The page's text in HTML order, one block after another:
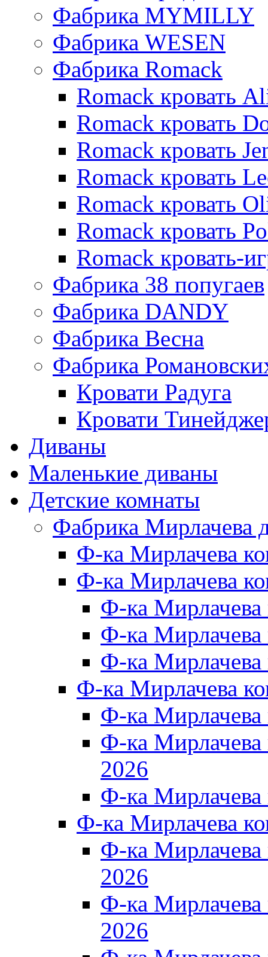
Фабрика MYMILLY
Фабрика WESEN
Фабрика Romack
Romack кровать
Romack кровать
Romack кровать
Romack кровать
Romack кровать
Romack кровать
Romack кровать-
Фабрика 38 попугаев
Фабрика DАNDY
Фабрика Весна
Фабрика
Кровати Радуга
Кровати
Диваны
Маленькие диваны
Детские комнаты
Фабрика Мирлачева
Ф-ка Мирлачева
Ф-ка Мирлачева
Ф-ка
Ф-ка Мирлачева
Ф-ка Мирлачева
Ф-ка Мирлачева
Ф-ка
Ф-ка
2026
Ф-ка
Ф-ка Мирлачева
Ф-ка
2026
Ф-ка
2026